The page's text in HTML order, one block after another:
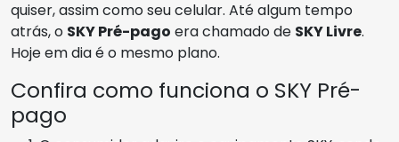
quiser, assim como seu celular. Até algum tempo
atrás, o SKY Pré-pago era chamado de SKY Livre.
Hoje em dia é o mesmo plano.
Confira como funciona o SKY Pré-
pago